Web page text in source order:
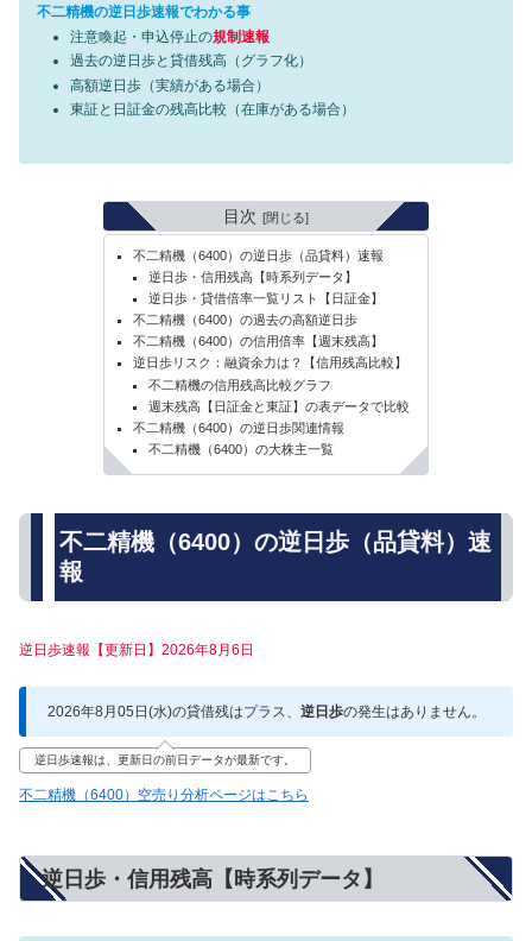
不二精機の逆日歩速報でわかる事
注意喚起・申込停止の規制速報
過去の逆日歩と貸借残高（グラフ化）
高額逆日歩（実績がある場合）
東証と日証金の残高比較（在庫がある場合）
目次
不二精機（6400）の逆日歩（品貸料）速報
逆日歩・信用残高【時系列データ】
逆日歩・貸借倍率一覧リスト【日証金】
不二精機（6400）の過去の高額逆日歩
不二精機（6400）の信用倍率【週末残高】
逆日歩リスク：融資余力は？【信用残高比較】
不二精機の信用残高比較グラフ
週末残高【日証金と東証】の表データで比較
不二精機（6400）の逆日歩関連情報
不二精機（6400）の大株主一覧
不二精機（6400）の逆日歩（品貸料）速
報
逆日歩速報【更新日】2026年8月6日
2026年8月05日(水)の貸借残はプラス、 逆日歩の発生はありません。
逆日歩速報は、更新日の前日データが最新です。
不二精機（6400）空売り分析ページはこちら
逆日歩・信用残高【時系列データ】